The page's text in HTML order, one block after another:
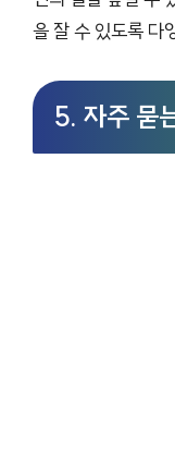
을 잘 수 있도록 다
5. 자주 묻